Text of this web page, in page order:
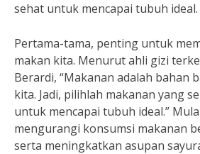
sehat untuk mencapai tubuh ideal.
Pertama-tama, penting untuk
makan kita. Menurut ahli gizi
Berardi, “Makanan adalah bahan
kita. Jadi, pilihlah makanan yang
untuk mencapai tubuh ideal.”
mengurangi konsumsi makanan
serta meningkatkan asupan